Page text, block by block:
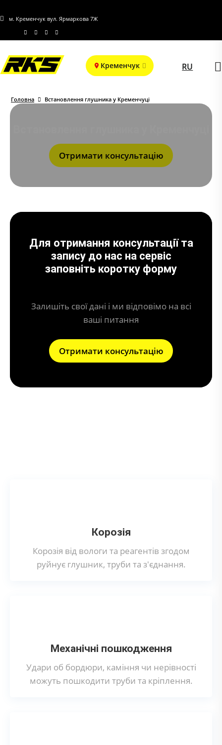
м. Кременчук вул. Ярмаркова 7Ж
Кременчук RU
Головна Встановлення глушника у Кременчуці
Отримати консультацію
Для отримання консультації та
запису до нас на сервіс
заповніть коротку форму
Залишіть свої дані і ми відповімо на всі
ваші питання
Отримати консультацію
Корозія
Корозія від вологи та реагентів згодом
руйнує глушник, труби та з'єднання.
Механічні пошкодження
Удари об бордюри, каміння чи нерівності
можуть пошкодити труби та кріплення.